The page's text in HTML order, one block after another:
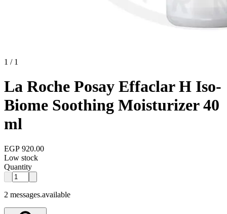
1 / 1
La Roche Posay Effaclar H Iso-
Biome Soothing Moisturizer 40
ml
EGP 920.00
Low stock
Quantity
2 messages.available